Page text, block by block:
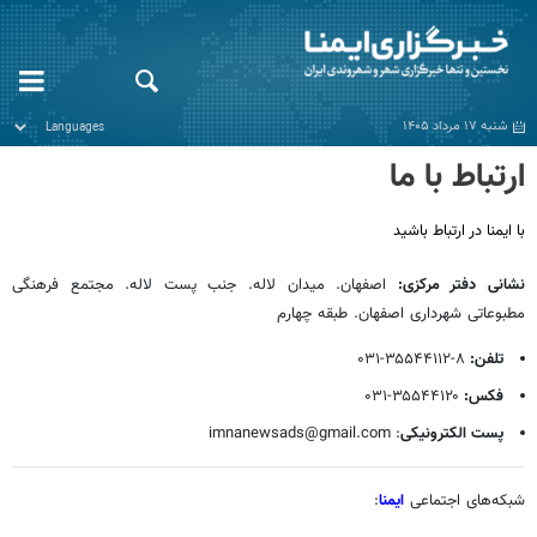
شنبه ۱۷ مرداد ۱۴۰۵
ارتباط با ما
با ایمنا در ارتباط باشید
نشانی دفتر مرکزی: اصفهان. میدان لاله. جنب پست لاله. مجتمع فرهنگی
مطبوعاتی شهرداری اصفهان. طبقه چهارم
تلفن:
فکس:
پست الکترونیکی: imnanewsads@gmail.com
شبکه‌های اجتماعی ایمنا: